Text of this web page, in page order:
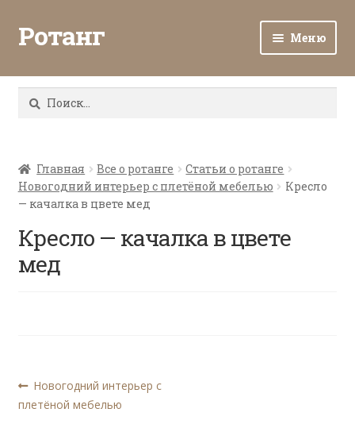
Ротанг Меню
Каталог
Все о ротанге
Ротанг оптом
Контакты
Найти:
Главная Все о ротанге
Статьи о ротанге
Новогодний интерьер с плетёной мебелью
Кресло
— качалка в цвете мед
Кресло — качалка в цвете
мед
Навигация
по
Предыдущая
запись:
Новогодний интерьер с
плетёной мебелью